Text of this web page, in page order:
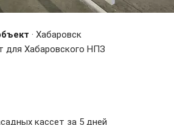
· Хабаровск
для Хабаровского НПЗ
кассет за 5 дней